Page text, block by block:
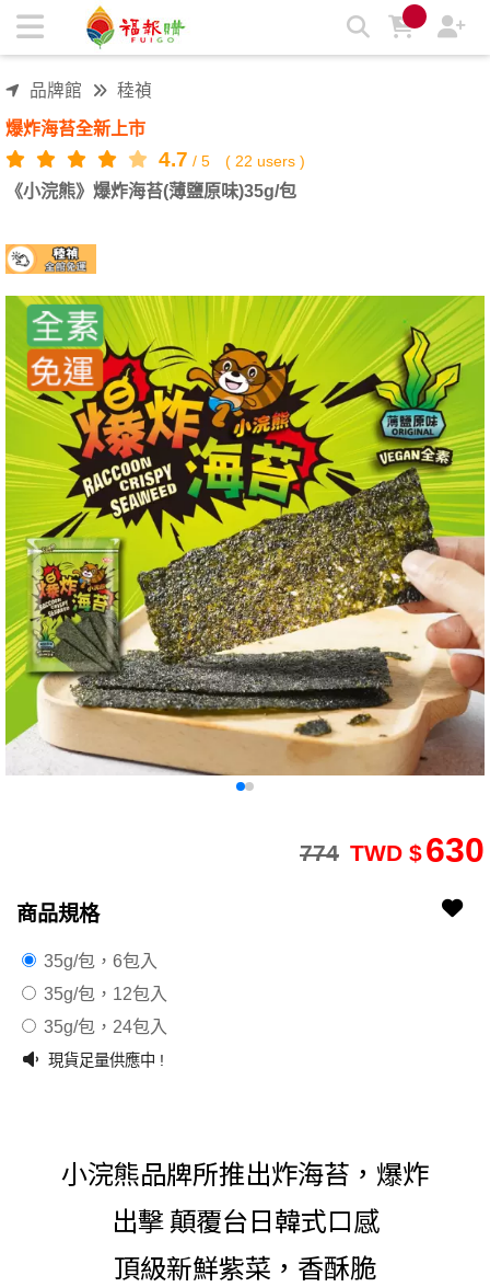
《小浣熊》爆炸海苔(薄鹽原味)35g/包 | 福報購蔬食購物商城
品牌館 稑禎
爆炸海苔全新上市
4.7 / 5 ( 22 users )
《小浣熊》爆炸海苔(薄鹽原味)35g/包
630
TWD $
774
商品規格
35g/包，6包入
35g/包，12包入
35g/包，24包入
現貨足量供應中 !
小浣熊品牌所推出炸海苔，爆炸
出擊 顛覆台日韓式口感
頂級新鮮紫菜，香酥脆